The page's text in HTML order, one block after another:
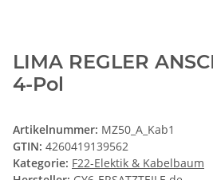
LIMA REGLER
4-Pol
Artikelnummer: MZ50_A_Kab1
GTIN: 4260419139562
Kategorie: F22-Elektik & Kabelbaum